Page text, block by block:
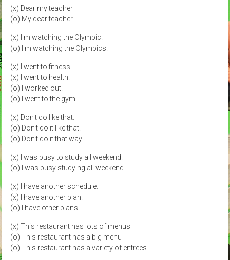
(x) Dear my teacher
(o) My dear teacher
(x) I'm watching the Olympic.
(o) I'm watching the Olympics.
(x) I went to fitness.
(x) I went to health.
(o) I worked out.
(o) I went to the gym.
(x) Don't do like that.
(o) Don't do it like that.
(o) Don't do it that way.
(x) I was busy to study all weekend.
(o) I was busy studying all weekend.
(x) I have another schedule.
(x) I have another plan.
(o) I have other plans.
(x) This restaurant has lots of menus
(o) This restaurant has a big menu
(o) This restaurant has a variety of entrees